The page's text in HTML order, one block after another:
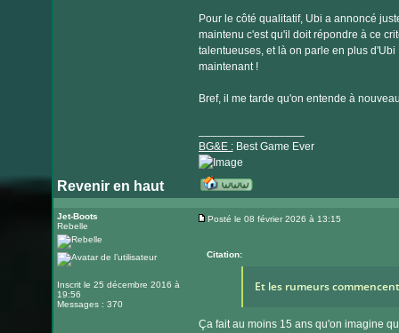
Pour le côté qualitatif, Ubi a annoncé
maintenu c'est qu'il doit répondre à ce
talentueuses, et là on parle en plus
maintenant !
Bref, il me tarde qu'on entende à
BG&E :Best Game Ever
Revenir en haut
Visiter
le
Jet-Boots
Rebelle
Inscrit le 25 décembre 2016 à
19:56
Messages : 370
Posté le 08 février 2026 à 13:15
Citation:
Et les rumeurs
Ça fait au moins 15 ans qu'on imagine